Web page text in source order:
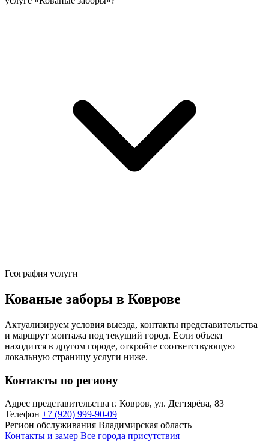
География услуги
Кованые заборы в Коврове
Актуализируем условия выезда, контакты представительства
и маршрут монтажа под текущий город. Если объект
находится в другом городе, откройте соответствующую
локальную страницу услуги ниже.
Контакты по региону
Адрес представительства г. Ковров, ул. Дегтярёва, 83
Телефон +7 (920) 999-90-09
Регион обслуживания Владимирская область
Контакты и замер Все города присутствия